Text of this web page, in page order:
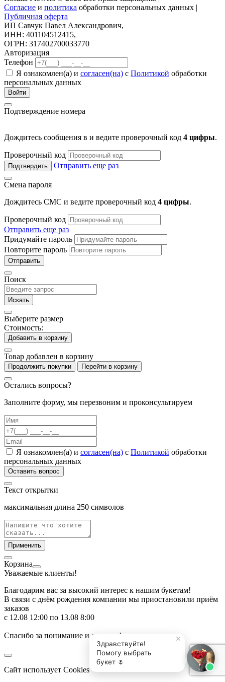
Согласие и политика обработки персональных данных |
Публичная оферта
ИП Савчук Павел Александрович,
ИНН: 401104512415,
ОГРН: 317402700033770
Авторизация
Телефон
Я ознакомлен(а) и согласен(на) с Политикой обработки
персональных данных
Войти
Подтверждение номера
Дождитесь сообщения в и ведите проверочный код 4 цифры.
Проверочный код
Подтвердить Отправить еще раз
Смена пароля
Дождитесь СМС и ведите проверочный код 4 цифры.
Проверочный код
Отправить еще раз
Придумайте пароль
Повторите пароль
Отправить
Поиск
Искать
Выберите размер
Стоимость:
Добавить в корзину
Товар добавлен в корзину
Продолжить покупки Перейти в корзину
Остались вопросы?
Заполните форму, мы перезвоним и проконсультируем
Я ознакомлен(а) и согласен(на) с Политикой обработки
персональных данных
Оставить вопрос
Текст открытки
максимальная длина 250 символов
Применить
Корзина
Уважаемые клиенты!
Благодарим вас за высокий интерес к нашим букетам!
В связи с днём рождения компании мы приостановили приём
заказов
с 12.08 12:00 по 13.08 8:00
Спасибо за понимание и доверие!
Сайт использует Cookies